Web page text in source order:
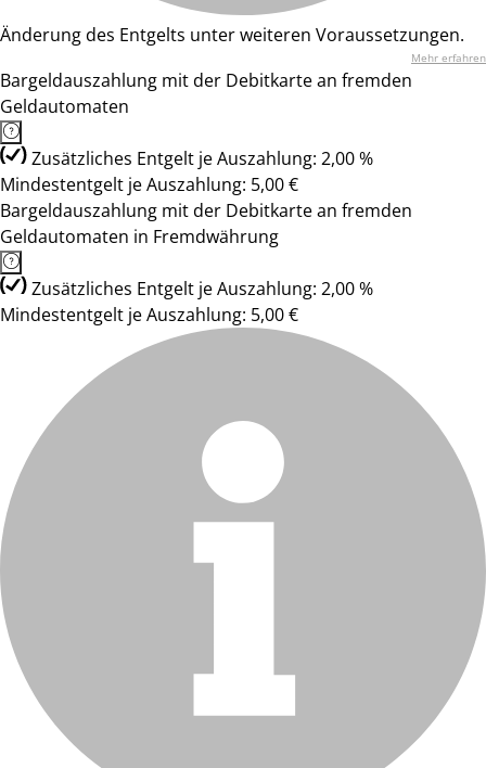
Änderung des Entgelts unter weiteren Voraussetzungen.
Mehr erfahren
Bargeldauszahlung mit der Debitkarte an fremden
Geldautomaten
Zusätzliches Entgelt je Auszahlung: 2,00 %
Mindestentgelt je Auszahlung: 5,00 €
Bargeldauszahlung mit der Debitkarte an fremden
Geldautomaten in Fremdwährung
Zusätzliches Entgelt je Auszahlung: 2,00 %
Mindestentgelt je Auszahlung: 5,00 €